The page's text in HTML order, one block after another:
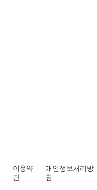
이용약
관
개인정보처리방
침